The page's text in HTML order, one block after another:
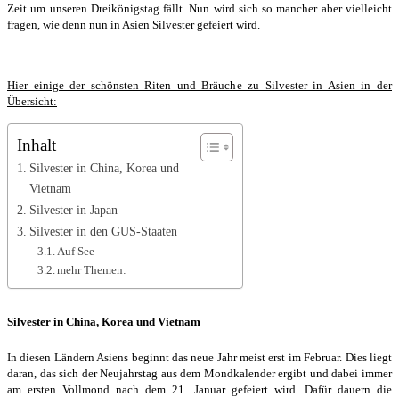
Zeit um unseren Dreikönigstag fällt. Nun wird sich so mancher aber vielleicht
fragen, wie denn nun in Asien Silvester gefeiert wird.
Hier einige der schönsten Riten und Bräuche zu Silvester in Asien in der
Übersicht:
Inhalt
Silvester in China, Korea und
Vietnam
Silvester in Japan
Silvester in den GUS-Staaten
Auf See
mehr Themen:
Silvester in China, Korea und Vietnam
In diesen Ländern Asiens beginnt das neue Jahr meist erst im Februar. Dies liegt
daran, das sich der Neujahrstag aus dem Mondkalender ergibt und dabei immer
am ersten Vollmond nach dem 21. Januar gefeiert wird. Dafür dauern die